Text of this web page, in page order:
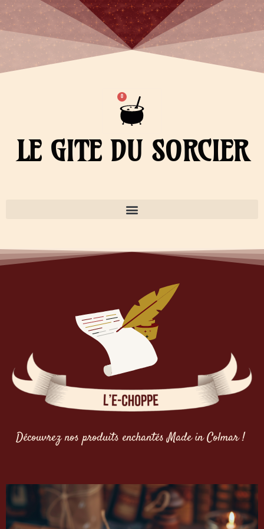
Aller
au
contenu
0
Panier
LE GITE DU SORCIER
Découvrez nos produits enchantés Made in Colmar !